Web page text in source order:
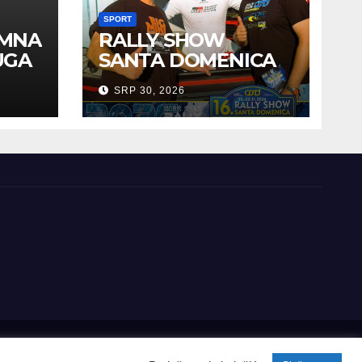
SPORT
RALLY SHOW
SANTA DOMENICA
PREDSTAVLJEN U
AUSTRIJI
SRP 30, 2026